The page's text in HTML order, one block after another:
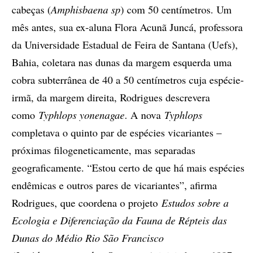
cabeças (Amphisbaena sp) com 50 centímetros. Um
mês antes, sua ex-aluna Flora Acunã Juncá, professora
da Universidade Estadual de Feira de Santana (Uefs),
Bahia, coletara nas dunas da margem esquerda uma
cobra subterrânea de 40 a 50 centímetros cuja espécie-
irmã, da margem direita, Rodrigues descrevera
como Typhlops yonenagae. A nova Typhlops
completava o quinto par de espécies vicariantes –
próximas filogeneticamente, mas separadas
geograficamente. “Estou certo de que há mais espécies
endêmicas e outros pares de vicariantes”, afirma
Rodrigues, que coordena o projeto Estudos sobre a
Ecologia e Diferenciação da Fauna de Répteis das
Dunas do Médio Rio São Francisco